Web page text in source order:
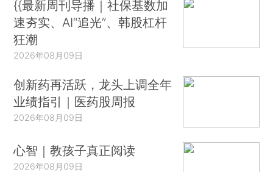
{{最新周刊导播｜社保基数加
速夯实、AI“追光”、韩股杠杆
狂潮
2026年08月09日
创新药再活跃，龙头上调全年
业绩指引｜医药股周报
2026年08月09日
心智｜教孩子真正阅读
2026年08月09日